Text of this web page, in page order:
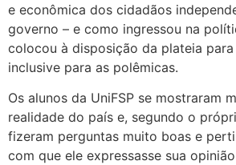
e econômica dos cidadãos
governo – e como ingressou na
colocou à disposição da plateia para
inclusive para as polêmicas.
Os alunos da UniFSP se mostraram
realidade do país e, segundo o
fizeram perguntas muito boas e
com que ele expressasse sua